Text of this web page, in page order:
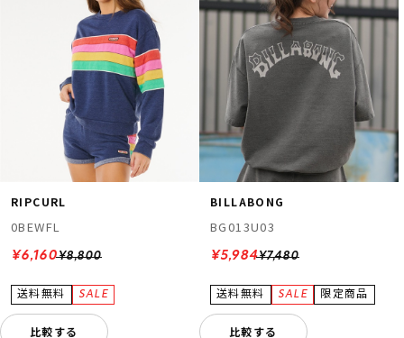
RIPCURL
0BEWFL
¥8,800
¥6,160
比較する
BILLABONG
BG013U03
¥7,480
¥5,984
比較する